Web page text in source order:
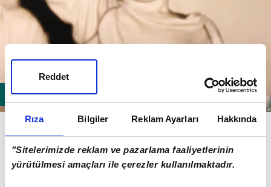
Rıza Bilgiler Reklam Ayarları Hakkında
"Sitelerimizde reklam ve pazarlama faaliyetlerinin
yürütülmesi amaçları ile çerezler kullanılmaktadır.
Reddet
2- Çocuklarımız bizim geleceğimiz. Bugün
çıkamadıkları o sokaklar, onların cıvıltılarıyla hayat
buluyor. En kısa zamanda okullarına, sınıflarına
kavuşacaklar inşallah. Çok güzel günleri olacak. Bu